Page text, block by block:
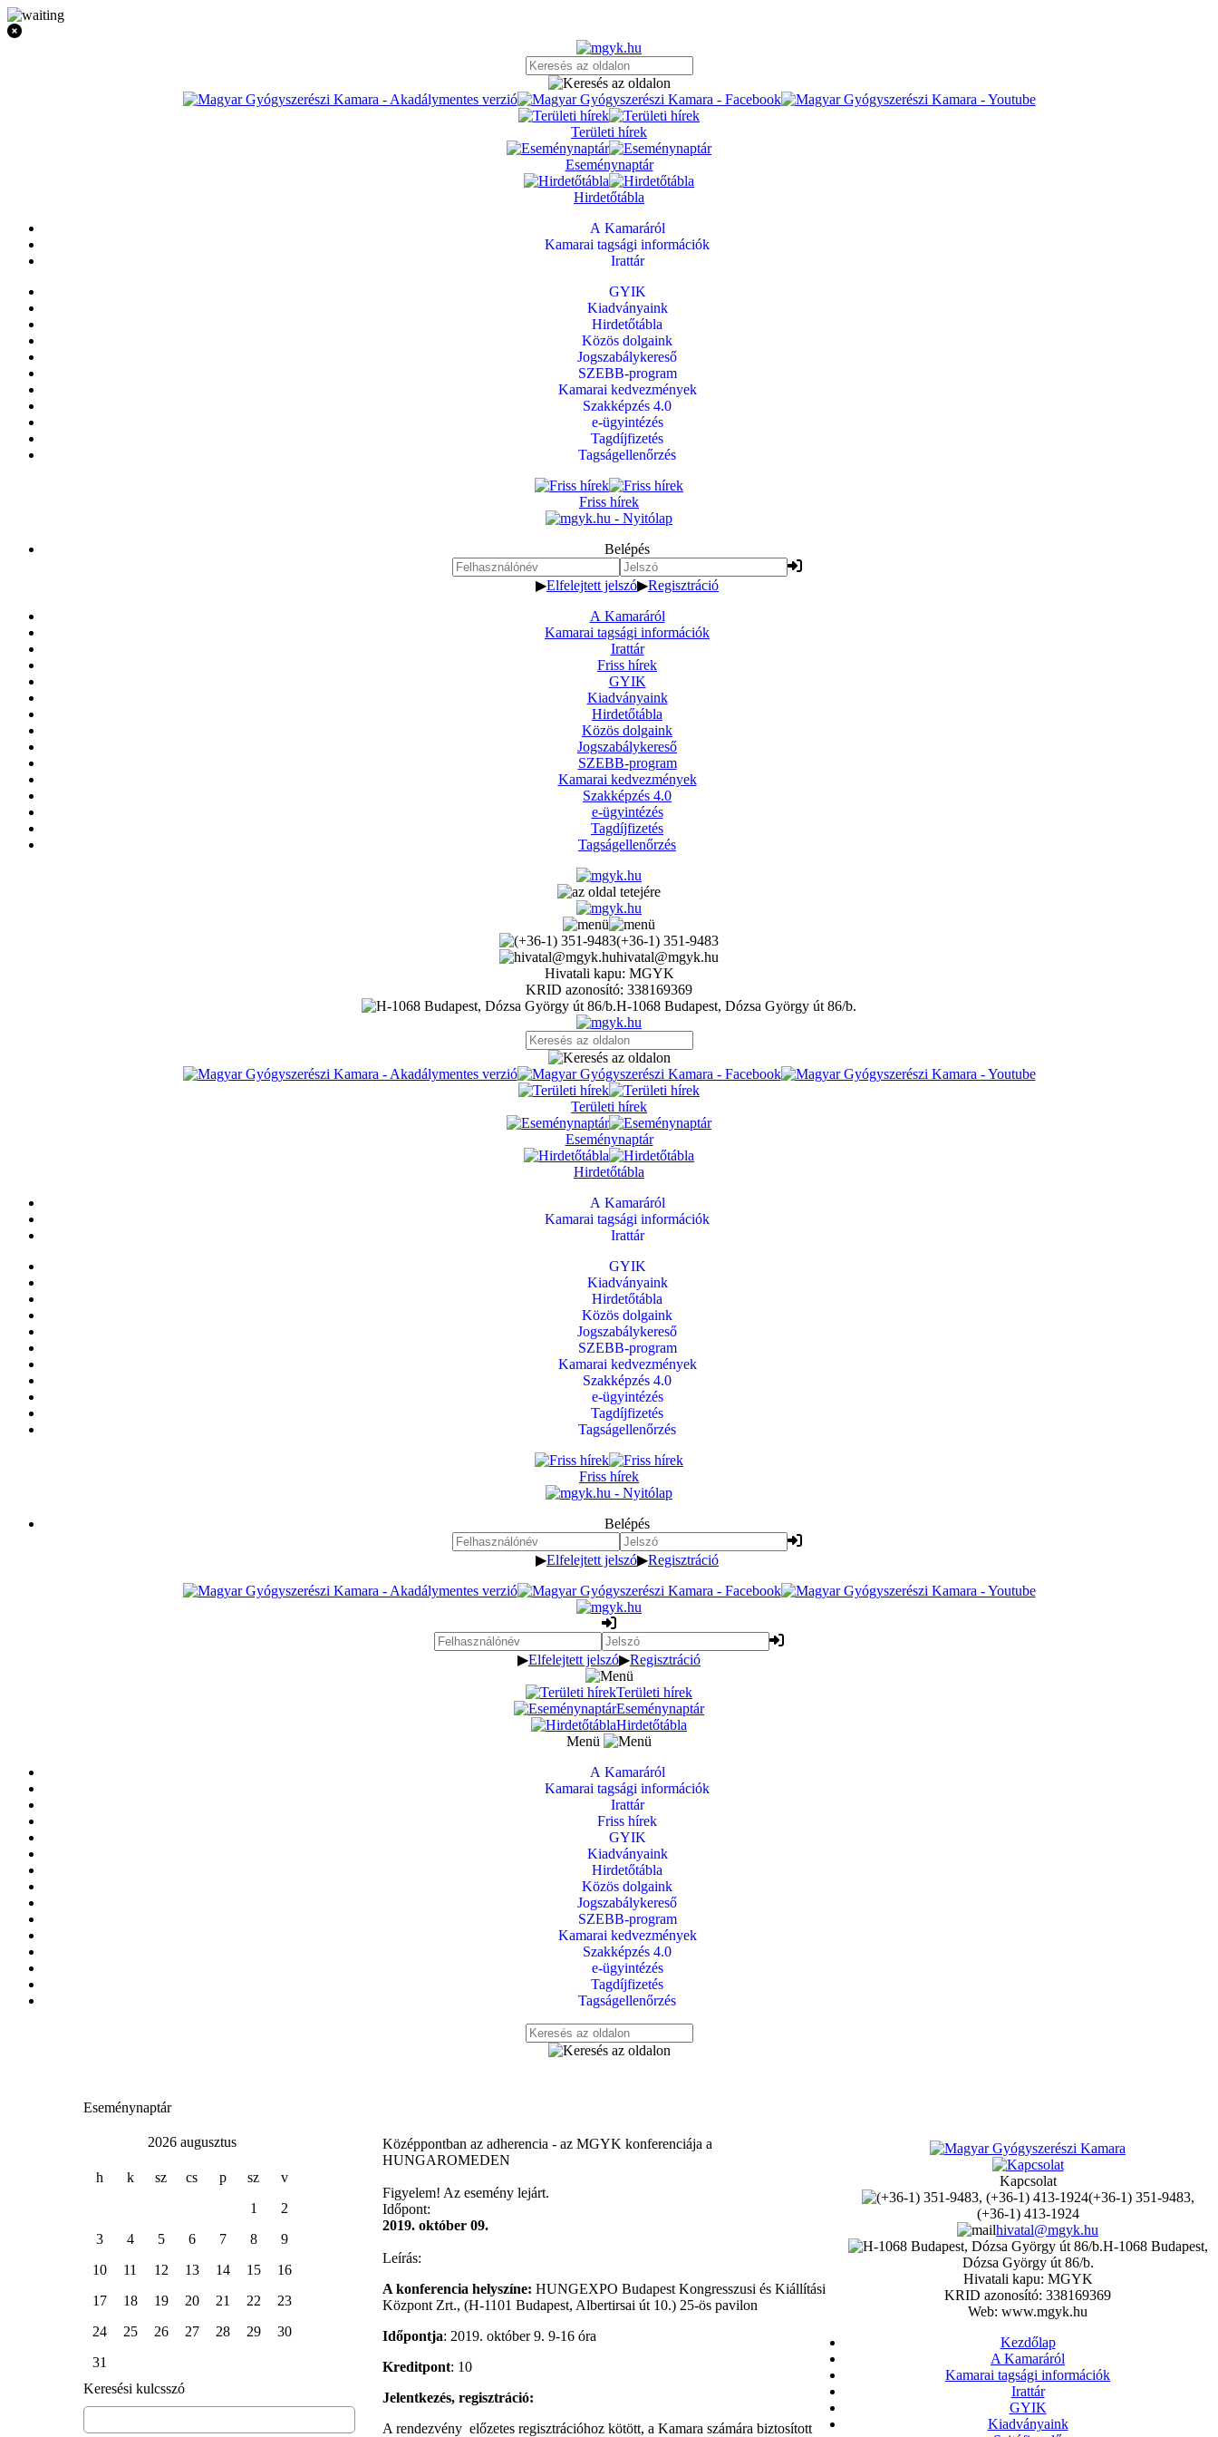
Területi hírek
Eseménynaptár
Hirdetőtábla
A Kamaráról
Kamarai tagsági információk
Irattár
GYIK
Kiadványaink
Hirdetőtábla
Közös dolgaink
Jogszabálykereső
SZEBB-program
Kamarai kedvezmények
Szakképzés 4.0
e-ügyintézés
Tagdíjfizetés
Tagságellenőrzés
Friss hírek
Belépés
▶Elfelejtett jelszó▶Regisztráció
A Kamaráról
Kamarai tagsági információk
Irattár
Friss hírek
GYIK
Kiadványaink
Hirdetőtábla
Közös dolgaink
Jogszabálykereső
SZEBB-program
Kamarai kedvezmények
Szakképzés 4.0
e-ügyintézés
Tagdíjfizetés
Tagságellenőrzés
(+36-1) 351-9483
hivatal@mgyk.hu
Hivatali kapu: MGYK
KRID azonosító: 338169369
H-1068 Budapest, Dózsa György út 86/b.
Területi hírek
Eseménynaptár
Hirdetőtábla
A Kamaráról
Kamarai tagsági információk
Irattár
GYIK
Kiadványaink
Hirdetőtábla
Közös dolgaink
Jogszabálykereső
SZEBB-program
Kamarai kedvezmények
Szakképzés 4.0
e-ügyintézés
Tagdíjfizetés
Tagságellenőrzés
Friss hírek
Belépés
▶Elfelejtett jelszó▶Regisztráció
▶Elfelejtett jelszó▶Regisztráció
Területi hírek
Eseménynaptár
Hirdetőtábla
Menü
A Kamaráról
Kamarai tagsági információk
Irattár
Friss hírek
GYIK
Kiadványaink
Hirdetőtábla
Közös dolgaink
Jogszabálykereső
SZEBB-program
Kamarai kedvezmények
Szakképzés 4.0
e-ügyintézés
Tagdíjfizetés
Tagságellenőrzés
Eseménynaptár
2026 augusztus
h k sz cs p sz
v
1
2
3
4 5 6 7 8
9
10
11 12 13 14 15
16
17
18 19 20 21 22
23
24
25 26 27 28 29
30
31
Keresési kulcsszó
Középpontban az adherencia - az MGYK konferenciája a
HUNGAROMEDEN
Figyelem! Az esemény lejárt.
Időpont:
2019. október 09.
Leírás:
A konferencia helyszíne: HUNGEXPO Budapest Kongresszusi és Kiállítási
Központ Zrt., (H-1101 Budapest, Albertirsai út 10.) 25-ös pavilon
Időpontja: 2019. október 9. 9-16 óra
Kreditpont: 10
Jelentkezés, regisztráció:
A rendezvény előzetes regisztrációhoz kötött, a Kamara számára biztosított
Kapcsolat
(+36-1) 351-9483,
(+36-1) 413-1924
hivatal@mgyk.hu
H-1068 Budapest,
Dózsa György út 86/b.
Hivatali kapu: MGYK
KRID azonosító: 338169369
Web: www.mgyk.hu
Kezdőlap
A Kamaráról
Kamarai tagsági információk
Irattár
GYIK
Kiadványaink